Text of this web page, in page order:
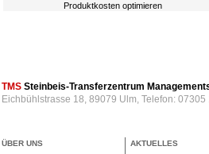
Produktkosten optimieren
TMS Steinbeis-Transferzentrum
Eichbühlstrasse 18, 89079 Ulm, Telefon:
ÜBER UNS
AKTUELLES